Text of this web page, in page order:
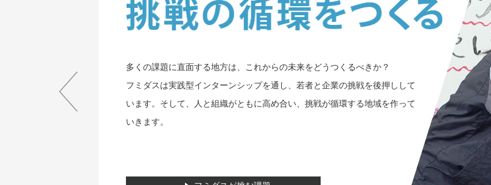
多くの課題に直面する地方は、これからの未来をどうつくるべきか？
フミダスは実践型インターンシップを通し、若者と企業の挑戦を後押しして
います。そして、人と組織がともに高め合い、挑戦が循環する地域を作って